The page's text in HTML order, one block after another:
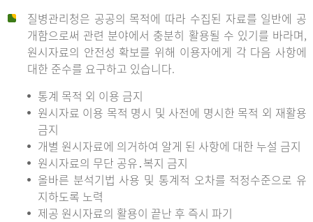
질병관리청은 공공의 목적에 따라 수집된 자료를 일반에 공
개함으로써 관련 분야에서 충분히 활용될 수 있기를 바라며,
원시자료의 안전성 확보를 위해 이용자에게 각 다음 사항에
대한 준수를 요구하고 있습니다.
통계 목적 외 이용 금지
원시자료 이용 목적 명시 및 사전에 명시한 목적 외 재활용
금지
개별 원시자료에 의거하여 알게 된 사항에 대한 누설 금지
원시자료의 무단 공유․복지 금지
올바른 분석기법 사용 및 통계적 오차를 적정수준으로 유
지하도록 노력
제공 원시자료의 활용이 끝난 후 즉시 파기